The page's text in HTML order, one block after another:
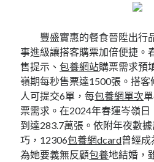
豐盛實惠的餐食晉陞出行
事進級讓搭客購票加倍便捷。
售提示、包養網站購票需求預
嶺期每秒售票達1500張。搭
人可提交6單，每包養網單次
票需求。在2024年春運岑嶺
到達283.7萬張。依附年夜數
巧，12306包養網dcard曾經
為她要義無反顧包養地結婚，